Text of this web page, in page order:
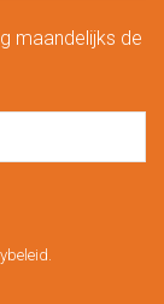
maandelijks de